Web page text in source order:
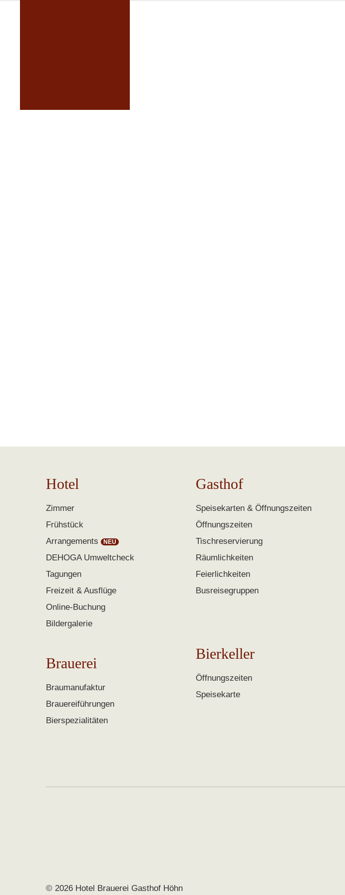
Hotel
Zimmer
Frühstück
Arrangements
DEHOGA Umweltcheck
Tagungen
Freizeit & Ausflüge
Online-Buchung
Bildergalerie
Brauerei
Braumanufaktur
Brauereiführungen
Bierspezialitäten
Gasthof
Speisekarten & Öffnungszeiten
Öffnungszeiten
Tischreservierung
Räumlichkeiten
Feierlichkeiten
Busreisegruppen
Bierkeller
Öffnungszeiten
Speisekarte
© 2026 Hotel Brauerei Gasthof Höhn